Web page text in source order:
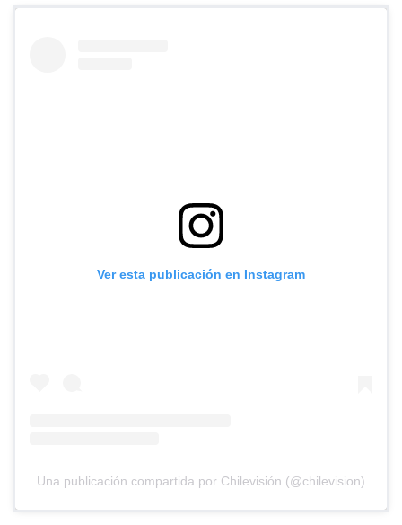
Ver esta publicación en Instagram
Una publicación compartida por Chilevisión (@chilevision)